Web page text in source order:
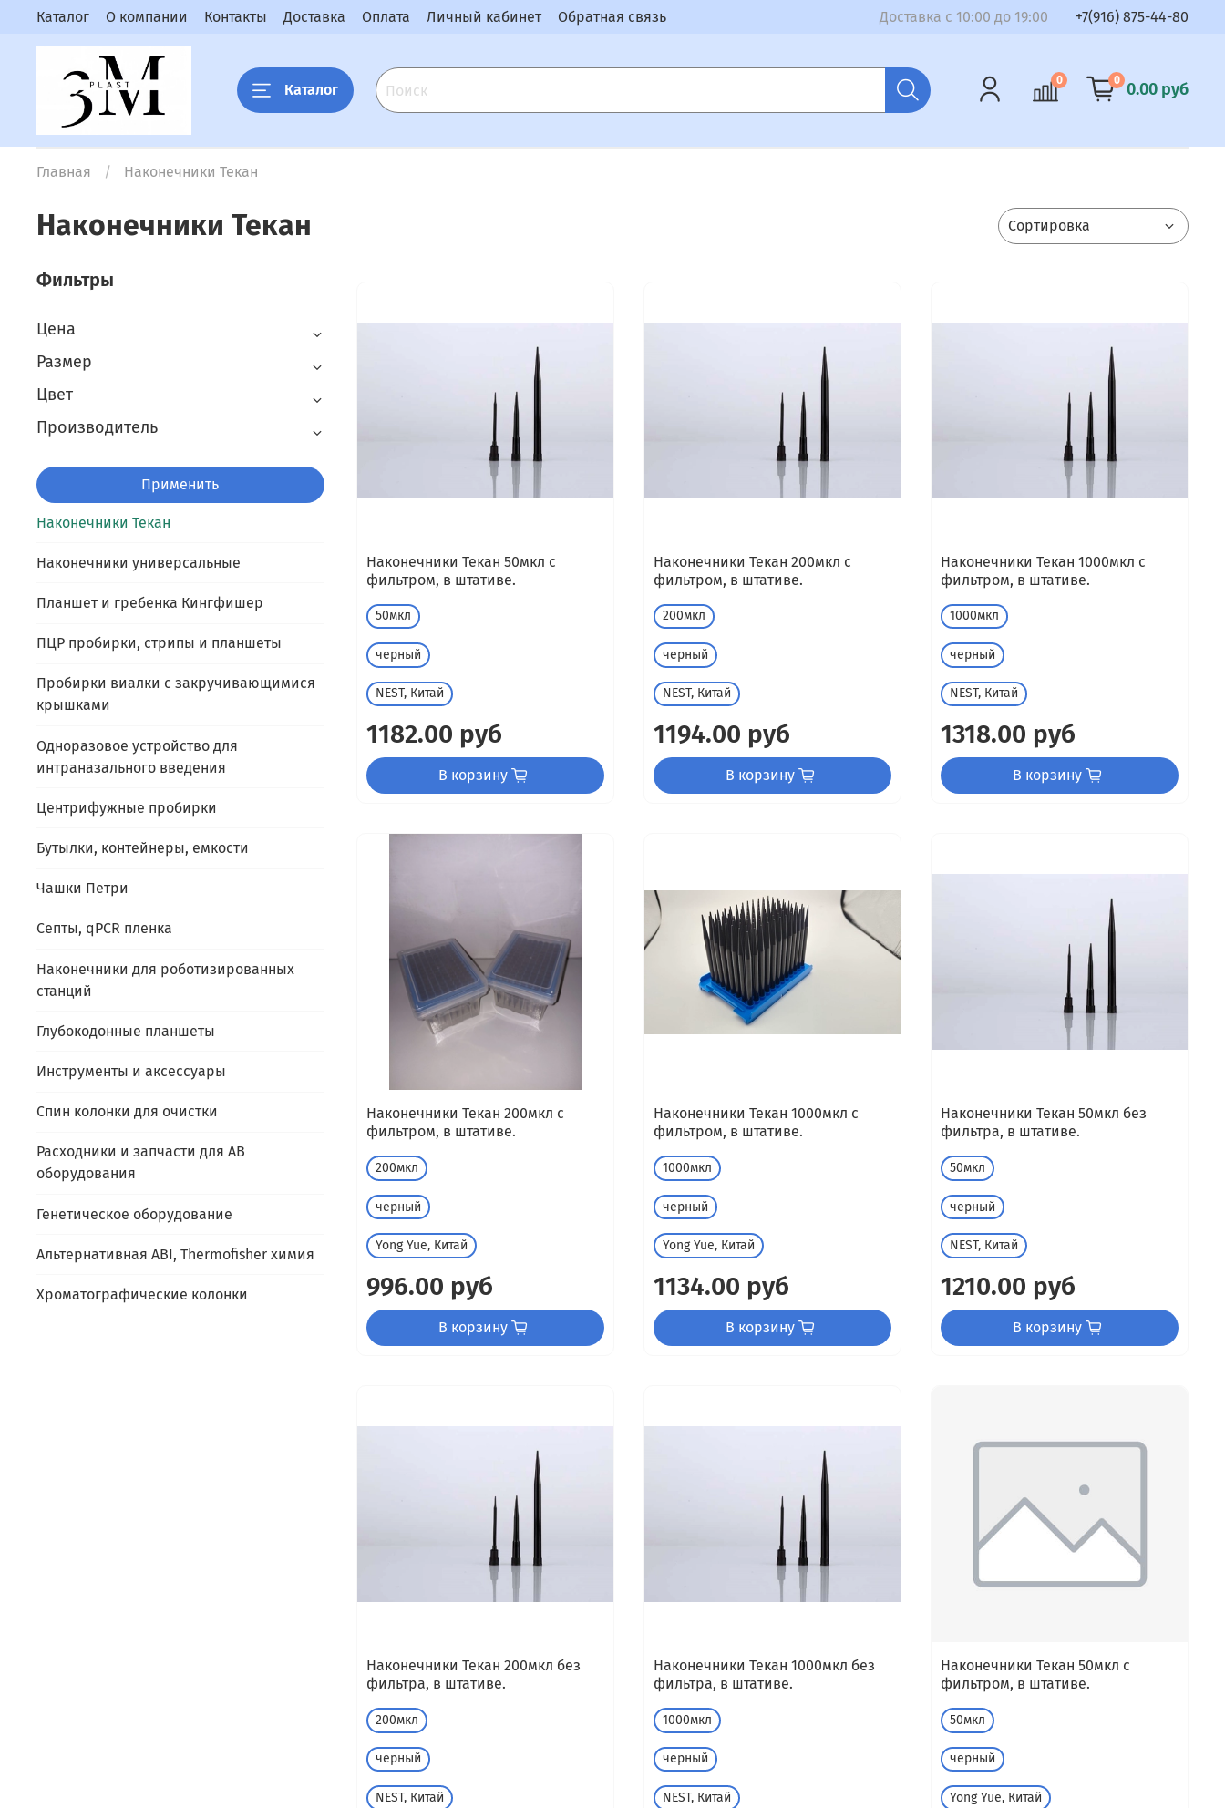
Каталог О компании Контакты Доставка Оплата Личный кабинет Обратная связь Доставка с 10:00 до 19:00 +7(916) 875-44-80
Каталог
0 0 0.00 руб
Главная Наконечники Текан
Наконечники Текан
Наконечники Текан 50мкл с
фильтром, в штативе.
50мкл
черный
NEST, Китай
1182.00 руб
В корзину
Наконечники Текан 200мкл с
фильтром, в штативе.
200мкл
черный
NEST, Китай
1194.00 руб
В корзину
Наконечники Текан 1000мкл с
фильтром, в штативе.
1000мкл
черный
NEST, Китай
1318.00 руб
В корзину
Наконечники Текан 200мкл с
фильтром, в штативе.
200мкл
черный
Yong Yue, Китай
996.00 руб
В корзину
Наконечники Текан 1000мкл с
фильтром, в штативе.
1000мкл
черный
Yong Yue, Китай
1134.00 руб
В корзину
Наконечники Текан 50мкл без
фильтра, в штативе.
50мкл
черный
NEST, Китай
1210.00 руб
В корзину
Наконечники Текан 200мкл без
фильтра, в штативе.
200мкл
черный
NEST, Китай
Наконечники Текан 1000мкл без
фильтра, в штативе.
1000мкл
черный
NEST, Китай
Наконечники Текан 50мкл с
фильтром, в штативе.
50мкл
черный
Yong Yue, Китай
Фильтры
Цена
Размер
Цвет
Производитель
Применить
Наконечники Текан
Наконечники универсальные
Планшет и гребенка Кингфишер
ПЦР пробирки, стрипы и планшеты
Пробирки виалки с закручивающимися
крышками
Одноразовое устройство для
интраназального введения
Центрифужные пробирки
Бутылки, контейнеры, емкости
Чашки Петри
Септы, qPCR пленка
Наконечники для роботизированных
станций
Глубокодонные планшеты
Инструменты и аксессуары
Спин колонки для очистки
Расходники и запчасти для AB
оборудования
Генетическое оборудование
Альтернативная ABI, Thermofisher химия
Хроматографические колонки